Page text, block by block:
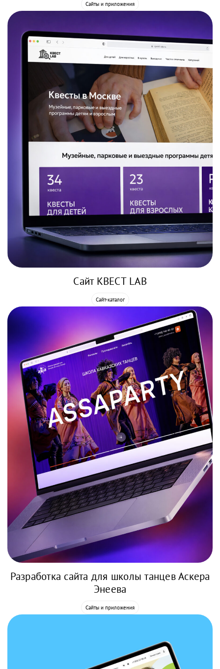
Сайты и приложения
Сайт КВЕСТ LAB
Сайт-каталог
Разработка сайта для школы танцев Аскера
Энеева
Сайты и приложения